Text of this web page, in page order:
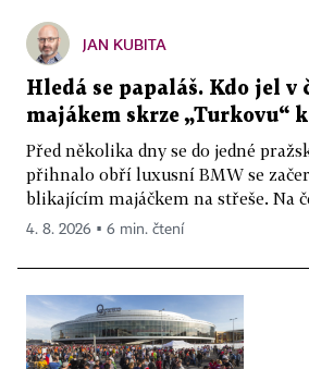
JAN KUBITA
Hledá se papaláš. Kdo jel v
majákem skrze „Turkovu“
Před několika dny se do jedné
přihnalo obří luxusní BMW se
blikajícím majáčkem na střeše. Na
4. 8. 2026 ▪ 6 min. čtení